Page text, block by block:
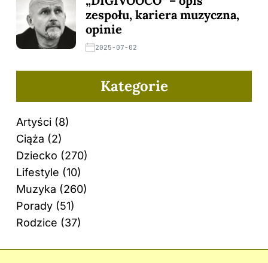
zespołu, kariera muzyczna,
opinie
2025-07-02
Kategorie
Artyści (8)
Ciąża (2)
Dziecko (270)
Lifestyle (10)
Muzyka (260)
Porady (51)
Rodzice (37)